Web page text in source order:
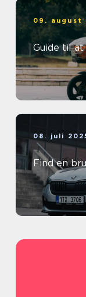
09. august
Guide til
08. juli
Find en